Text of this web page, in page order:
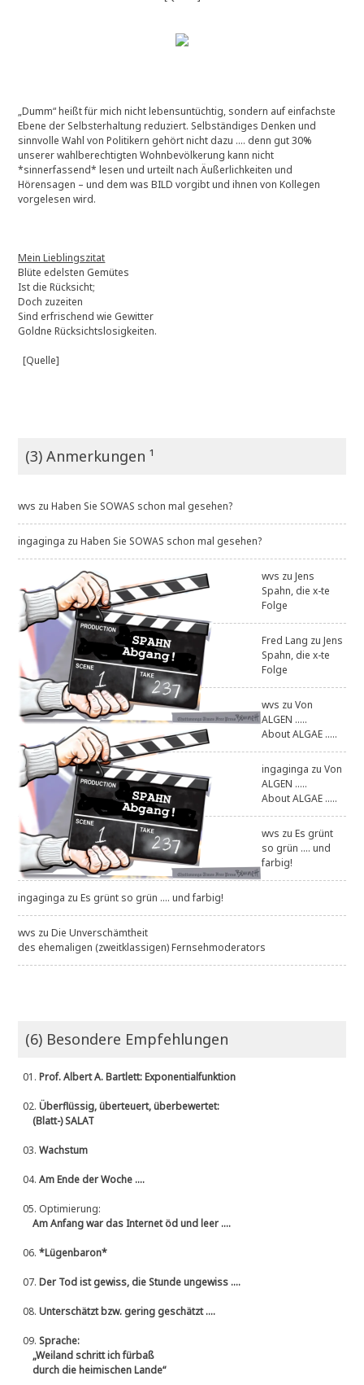
„Dumm“ heißt für mich nicht lebensuntüchtig, sondern auf einfachste
Ebene der Selbsterhaltung reduziert. Selbständiges Denken und
sinnvolle Wahl von Politikern gehört nicht dazu …. denn gut 30%
unserer wahlberechtigten Wohnbevölkerung kann nicht
*sinnerfassend* lesen und urteilt nach Äußerlichkeiten und
Hörensagen – und dem was BILD vorgibt und ihnen von Kollegen
vorgelesen wird.
Mein Lieblingszitat
Blüte edelsten Gemütes
Ist die Rücksicht;
Doch zuzeiten
Sind erfrischend wie Gewitter
Goldne Rücksichtslosigkeiten.
[Quelle]
(3) Anmerkungen ¹
wvs zuHaben Sie SOWAS schon mal gesehen?
ingaginga zuHaben Sie SOWAS schon mal gesehen?
wvs zuJens
Spahn, die x-te
Folge
Fred Lang zuJens
Spahn, die x-te
Folge
wvs zuVon
ALGEN .....
About ALGAE .....
ingaginga zuVon
ALGEN .....
About ALGAE .....
wvs zuEs grünt
so grün .... und
farbig!
ingaginga zuEs grünt so grün .... und farbig!
wvs zuDie Unverschämtheit
des ehemaligen (zweitklassigen) Fernsehmoderators
(6) Besondere Empfehlungen
01.Prof. Albert A. Bartlett: Exponentialfunktion
02.Überflüssig, überteuert, überbewertet:
(Blatt-) SALAT
03.Wachstum
04.Am Ende der Woche ....
05. Optimierung:
Am Anfang war das Internet öd und leer ....
06.*Lügenbaron*
07.Der Tod ist gewiss, die Stunde ungewiss ....
08.Unterschätzt bzw. gering geschätzt ....
09.Sprache:
„Weiland schritt ich fürbaß
durch die heimischen Lande“